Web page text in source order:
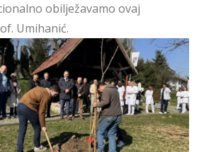
obilježavamo ovaj
Umihanić.